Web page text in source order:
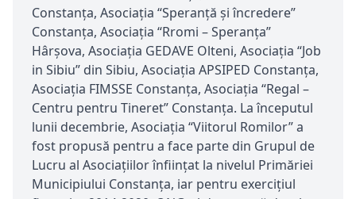
Constanţa, Asociaţia “Speranţă şi încredere”
Constanţa, Asociaţia “Rromi – Speranţa”
Hârşova, Asociaţia GEDAVE Olteni, Asociaţia “Job
in Sibiu” din Sibiu, Asociaţia APSIPED Constanţa,
Asociaţia FIMSSE Constanţa, Asociaţia “Regal –
Centru pentru Tineret” Constanţa. La începutul
lunii decembrie, Asociaţia “Viitorul Romilor” a
fost propusă pentru a face parte din Grupul de
Lucru al Asociaţiilor înfiinţat la nivelul Primăriei
Municipiului Constanţa, iar pentru exercițiul